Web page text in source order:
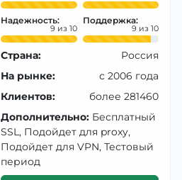
Надежность:
9
Поддержка:
9
Страна:
Россия
На рынке:
с 2006 года
Клиентов:
более 281460
Дополнительно: Бесплатный
SSL, Подойдет для proxy,
Подойдет для VPN, Тестовый
период